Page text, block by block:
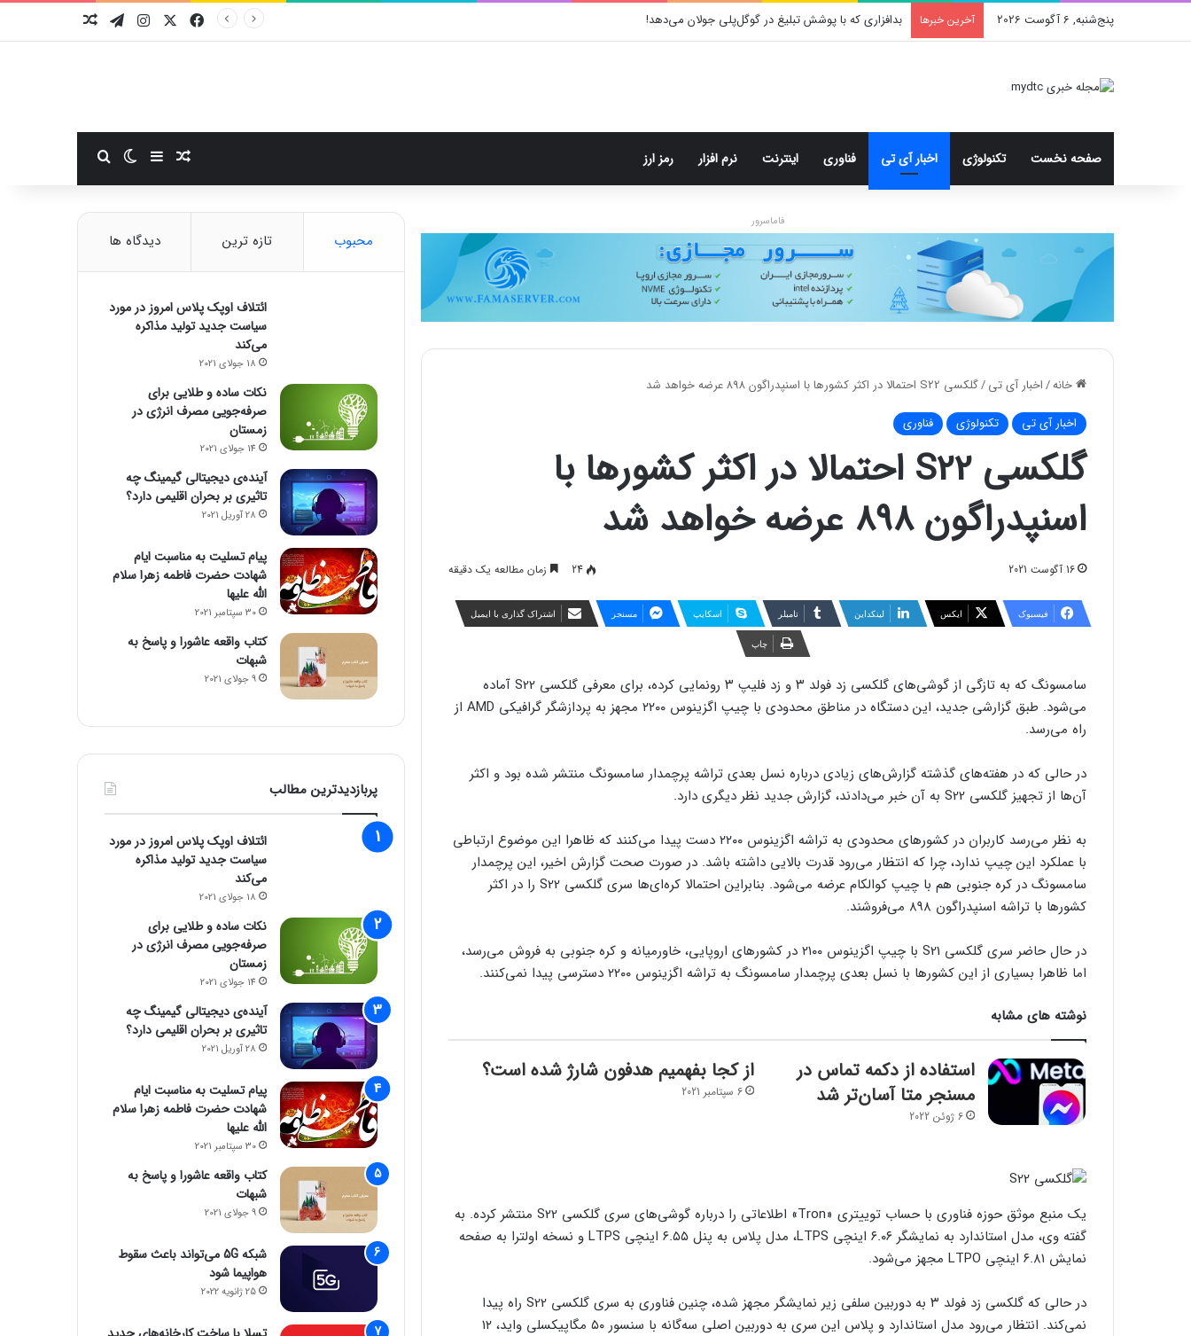
پنج‌شنبه, 6 آگوست 2026 آخرین خبرها مایکروسافت به دنبال ایجاد اکوسیستم جهانی بازی با ایکس‌باکس باز و مبتنی بر ویندوز فیسبوکایکس اینستاگرام
تلگرام
صفحه نخست تکنولوژی اخبار آی تی فناوری اینترنت نرم افزار رمز ارز نوشته تصادفی
سایدبارتغییر پوسته
فاماسرور
خانه/اخبار آی تی/گلکسی S22 احتمالا در اکثر کشورها با اسنپدراگون ۸۹۸ عرضه خواهد شد
اخبار آی تی تکنولوژی فناوری
گلکسی S22 احتمالا در اکثر کشورها با
اسنپدراگون ۸۹۸ عرضه خواهد شد
16 آگوست 2021 24 زمان مطالعه یک دقیقه
فیسبوک ایکس لینکداین تامبلر اسکایپ مسنجر اشتراک گذاری با ایمیل
چاپ
سامسونگ که به تازگی از گوشی‌های گلکسی زد فولد ۳ و زد فلیپ ۳ رونمایی کرده، برای معرفی گلکسی S22 آماده
می‌شود. طبق گزارشی جدید، این دستگاه در مناطق محدودی با چیپ اگزینوس ۲۲۰۰ مجهز به پردازشگر گرافیکی AMD از
راه می‌رسد.
در حالی که در هفته‌های گذشته گزارش‌های زیادی درباره نسل بعدی تراشه پرچمدار سامسونگ منتشر شده بود و اکثر
آن‌ها از تجهیز گلکسی S22 به آن خبر می‌دادند، گزارش جدید نظر دیگری دارد.
به نظر می‌رسد کاربران در کشورهای محدودی به تراشه اگزینوس ۲۲۰۰ دست پیدا می‌کنند که ظاهرا این موضوع ارتباطی
با عملکرد این چیپ ندارد، چرا که انتظار می‎‌رود قدرت بالایی داشته باشد. در صورت صحت گزارش اخیر، این پرچمدار
سامسونگ در کره جنوبی هم با چیپ کوالکام عرضه می‌شود. بنابراین احتمالا کره‌ای‌ها سری گلکسی S22 را در اکثر
کشورها با تراشه اسنپدراگون ۸۹۸ می‌فروشند.
در حال حاضر سری گلکسی S21 با چیپ اگزینوس ۲۱۰۰ در کشورهای اروپایی، خاورمیانه و کره جنوبی به فروش می‌رسد،
اما ظاهرا بسیاری از این کشورها با نسل بعدی پرچمدار سامسونگ به تراشه اگزینوس ۲۲۰۰ دسترسی پیدا نمی‌کنند.
نوشته های مشابه
استفاده از دکمه تماس در
مسنجر متا آسان‌تر شد
6 ژوئن 2022
از کجا بفهمیم هدفون شارژ شده است؟
6 سپتامبر 2021
یک منبع موثق حوزه فناوری با حساب توییتری «Tron» اطلاعاتی را درباره گوشی‌های سری گلکسی S22 منتشر کرده. به
گفته وی، مدل استاندارد به نمایشگر ۶.۰۶ اینچی LTPS، مدل پلاس به پنل ۶.۵۵ اینچی LTPS و نسخه اولترا به صفحه
نمایش ۶.۸۱ اینچی LTPO مجهز می‌شود.
در حالی که گلکسی زد فولد ۳ به دوربین سلفی زیر نمایشگر مجهز شده، چنین فناوری به سری گلکسی S22 راه پیدا
نمی‌کند. انتظار می‌رود مدل استاندارد و پلاس این سری به دوربین اصلی سه‌گانه با سنسور ۵۰ مگاپیکسلی واید، ۱۲
محبوب تازه ترین دیدگاه ها
ائتلاف اوپک پلاس امروز در مورد
سیاست جدید تولید مذاکره
می‌کند
18 جولای 2021
نکات ساده و طلایی برای
صرفه‌جویی مصرف انرژی در
زمستان
14 جولای 2021
آینده‌ی دیجیتالی گیمینگ چه
تاثیری بر بحران اقلیمی دارد؟
28 آوریل 2021
پیام تسلیت به مناسبت ایام
شهادت حضرت فاطمه زهرا سلام
الله علیها
30 سپتامبر 2021
کتاب واقعه عاشورا و پاسخ به
شبهات
9 جولای 2021
پربازدیدترین مطالب
ائتلاف اوپک پلاس امروز در مورد
سیاست جدید تولید مذاکره
می‌کند
18 جولای 2021
نکات ساده و طلایی برای
صرفه‌جویی مصرف انرژی در
زمستان
14 جولای 2021
آینده‌ی دیجیتالی گیمینگ چه
تاثیری بر بحران اقلیمی دارد؟
28 آوریل 2021
پیام تسلیت به مناسبت ایام
شهادت حضرت فاطمه زهرا سلام
الله علیها
30 سپتامبر 2021
کتاب واقعه عاشورا و پاسخ به
شبهات
9 جولای 2021
شبکه 5G می‌تواند باعث سقوط
هواپیما شود
25 ژانویه 2022